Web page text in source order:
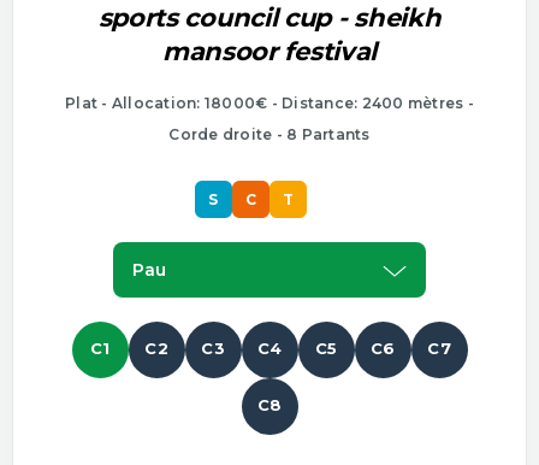
sports council cup - sheikh
mansoor festival
Plat - Allocation: 18000€ - Distance: 2400 mètres -
Corde droite - 8 Partants
S C T
Pau
C1 C2 C3 C4 C5 C6 C7
C8